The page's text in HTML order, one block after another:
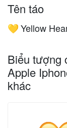
Tên táo
💛 Yellow
Biểu tượng
Apple
khác